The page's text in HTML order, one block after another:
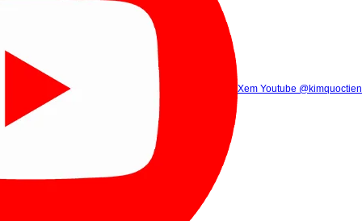
Xem Tik Tok
Gọi điện (8h00 - 21h30)
Xem Youtube @kimquoctien